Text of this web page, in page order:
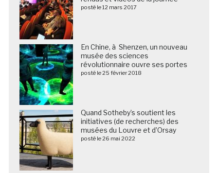
posté le 12 mars 2017
En Chine, à Shenzen, un nouveau
musée des sciences
révolutionnaire ouvre ses portes
posté le 25 février 2018
Quand Sotheby’s soutient les
initiatives (de recherches) des
musées du Louvre et d’Orsay
posté le 26 mai 2022